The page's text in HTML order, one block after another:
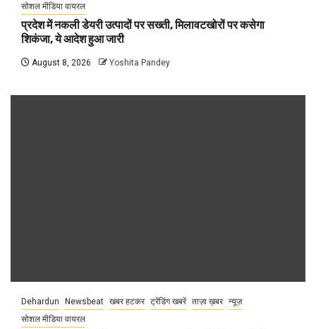
सोशल मीडिया वायरल
प्रदेश में नकली डेयरी उत्पादों पर सख्ती, मिलावटखोरों पर कसेगा
शिकंजा, ये आदेश हुआ जारी
August 8, 2026 Yoshita Pandey
Dehardun Newsbeat खबर हटकर ट्रेंडिंग खबरें ताज़ा ख़बर न्यूज़
सोशल मीडिया वायरल